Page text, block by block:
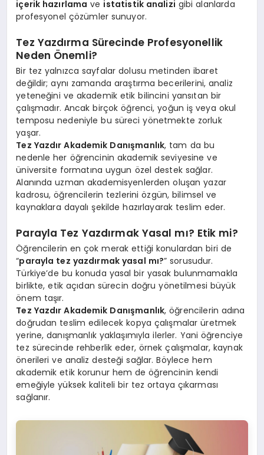
içerik hazırlama ve istatistik analizi gibi alanlarda
profesyonel çözümler sunuyor.
Tez Yazdırma Sürecinde Profesyonellik
Neden Önemli?
Bir tez yalnızca sayfalar dolusu metinden ibaret
değildir; aynı zamanda araştırma becerilerini, analiz
yeteneğini ve akademik etik bilincini yansıtan bir
çalışmadır. Ancak birçok öğrenci, yoğun iş veya okul
temposu nedeniyle bu süreci yönetmekte zorluk
yaşar.
Tez Yazdır Akademik Danışmanlık, tam da bu
nedenle her öğrencinin akademik seviyesine ve
üniversite formatına uygun özel destek sağlar.
Alanında uzman akademisyenlerden oluşan yazar
kadrosu, öğrencilerin tezlerini özgün, bilimsel ve
kaynaklara dayalı şekilde hazırlayarak teslim eder.
Parayla Tez Yazdırmak Yasal mı? Etik mi?
Öğrencilerin en çok merak ettiği konulardan biri de
“parayla tez yazdırmak yasal mı?” sorusudur.
Türkiye’de bu konuda yasal bir yasak bulunmamakla
birlikte, etik açıdan sürecin doğru yönetilmesi büyük
önem taşır.
Tez Yazdır Akademik Danışmanlık, öğrencilerin adına
doğrudan teslim edilecek kopya çalışmalar üretmek
yerine, danışmanlık yaklaşımıyla ilerler. Yani öğrenciye
tez sürecinde rehberlik eder, örnek çalışmalar, kaynak
önerileri ve analiz desteği sağlar. Böylece hem
akademik etik korunur hem de öğrencinin kendi
emeğiyle yüksek kaliteli bir tez ortaya çıkarması
sağlanır.